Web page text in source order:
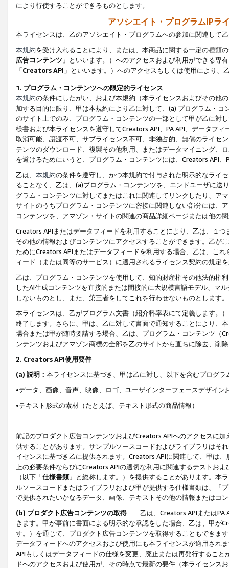
により行使することができるものとします。
アソシエイト・プログラムIPラ
本ライセンスは、乙のアソシエイト・プログラムへの参加に関連して
本規約を受け入れることにより、または、本商品に関する一定の種類
広告コンテンツ 」といいます。）へのアクセスおよび利用ができる専
「Creators API 」といいます。）へのアクセスもしくは使用により
1. プログラム・コンテンツへの限定的ライセンス
本規約の条件にしたがい、および本規約（本ライセンスおよびその他
加する目的に限り、甲は本規約により乙に対して、(a) プログラム・
のサイト上でのみ、プログラム・コンテンツの一部として甲が乙に対
様書および本ライセンスを遵守してCreators API、PA API、データフ
取消可能、譲渡不可、サブライセンス不可、非独占的、無償のライセ
テンツのダウンロード、複製その他利用、またはデータマイニング、
を避けるためにいうと、プログラム・コンテンツには、Creators API
乙は、 本規約の条件を遵守し、かつ本規約で付与された明示的なライ
ることなく、乙は、(a)プログラム・コンテンツを、エンドユーザに
グラム・コンテンツに対してまたはこれに関連してリンクしたり、ア
サイトのうちプログラム・コンテンツに密接に関連しない部分には、
コンテンツを、アマゾン・サイトの関連の商品詳細ページまたは他の
Creators APIまたはデータフィードを利用することにより、乙は、１
その他の情報およびコンテンツにアクセスすることができます。乙が
ためにCreators APIまたはデータフィードを利用する場合、乙は、こ
ィード（または同等のサービス）に適用されるライセンス契約の規定
乙は、プログラム・コンテンツを使用して、知的財産権その他法的権
したAI生成コンテンツを直接的または間接的に大規模言語モデル、マ
しないものとし、また、第三者をしてこれを行わせないものとします。
本ライセンスは、乙がプログラム文書（紹介料率表にて定義します。
終了します。さらに、甲は、乙に対して書面で通知することにより、
場合または甲が随時要請する場合、乙は、プログラム・コンテンツ（
ンテンツおよびアマゾン商標の全部を乙のサイトから直ちに除去、削
2. Creators API使用要件
(a) 説明： 本ライセンスに基づき、甲は乙に対し、以下を含むプログ
•データ、画像、音声、映像、ロゴ、ユーザインターフェースデザイ
•テキスト形式の素材（たとえば、テキスト形式の商品情報）
前記のプロダクト広告コンテンツおよびCreators APIへのアクセスに
供することがあります。サンプルソースコードおよびライブラリはそ
イセンスに基づき乙に提供されます。Creators APIに関連して、甲は
上の必要条件ならびにCreators APIの適切な利用に関連するテストお
（以下「仕様書類」と総称します。）を提供することがあります。本
ルソースコードまたはライブラリおよび甲が提供する仕様書類は、「
で提供されたいかなるデータ、画像、テキストその他の情報またはコ
(b) プロダクト広告コンテンツの取得
乙は、Creators APIまたはPA
きます。甲が事前に書面による明示的な承認をした場合、乙は、甲が
す。）を通じて、プロダクト広告コンテンツを取得することもできま
データフィードへのアクセスおよび使用にも本ライセンスが適用され
APIもしくはデータフィードの仕様を変更、廃止または再発行するこ
ドへのアクセスおよび使用が、その時点で最新の要件（本ライセン